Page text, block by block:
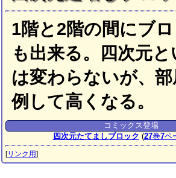
1階と2階の間にブ
も出来る。四次元
は変わらないが、
例して高くなる。
コミックス登場
四次元たてましブロック (27巻7ペ
[リンク用]